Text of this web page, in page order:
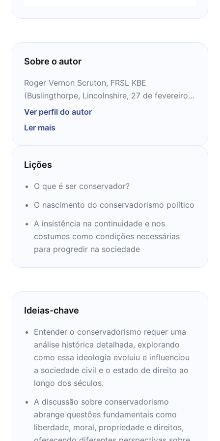
Sobre o autor
Roger Vernon Scruton, FRSL KBE
(Buslingthorpe, Lincolnshire, 27 de fevereiro
de 1944 – 12 de janeiro de 2020) foi um
era a estética. Scruton tem sido apontado
como o intelectual britânico conservador
mais bem-sucedido desde Edmund Burke. Foi
nomeado como Cavaleiro Celibatário pela
Rainha Elizabeth II em junho de 2016.
Scruton escreveu mais de trinta livros,
incluindo Art and Imagination (1974), The
Meaning of Conservatism (1980), Sexual
Desire (1986), The Aesthetics of Music (1997),
Political Thought e How to Think Seriously
Environmental Conservatism (2012). Ele
também escreveu livros didácticos sobre
filosofia e cultura, dois romances, e compôs
duas óperas.
Ele abraçou o conservadorismo depois de
testemunhar os protestos estudantis de maio
de 1968 na França. Entre 1971 a 1992, ele foi
Ver perfil do autor
Ler mais
Lições
O que é ser conservador?
O nascimento do conservadorismo político
A insistência na continuidade e nos
costumes como condições necessárias
para progredir na sociedade
Ideias-chave
Entender o conservadorismo requer uma
análise histórica detalhada, explorando
como essa ideologia evoluiu e influenciou
a sociedade civil e o estado de direito ao
longo dos séculos.
A discussão sobre conservadorismo
abrange questões fundamentais como
liberdade, moral, propriedade e direitos,